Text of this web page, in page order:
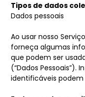
Tipos de dados
Dados pessoais
Ao usar nosso
forneça algumas
que podem ser
(“Dados Pessoais”).
identificáveis